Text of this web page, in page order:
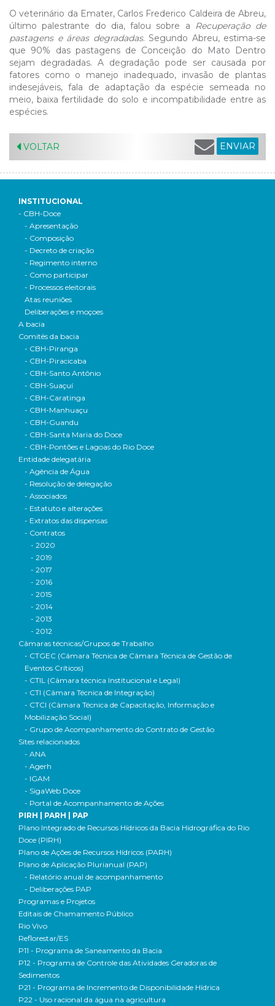
O veterinário da Emater, Carlos Frederico Caldeira de Abreu,
último palestrante do dia, falou sobre a Recuperação de
pastagens e áreas degradadas. Segundo Abreu, estima-se
que 90% das pastagens de Conceição do Mato Dentro
sejam degradadas. A degradação pode ser causada por
fatores como o manejo inadequado, invasão de plantas
indesejáveis, fala de adaptação da espécie semeada no
meio, baixa fertilidade do solo e incompatibilidade entre as
espécies.
VOLTAR ENVIAR
INSTITUCIONAL
- CBH-Doce
- Apresentação
- Composição
- Decreto de criação
- Regimento interno
- Como participar
- Processos eleitorais
Atas reuniões
Deliberações e moçoes
A bacia
Comitês da bacia
- CBH-Piranga
- CBH-Piracicaba
- CBH-Santo Antônio
- CBH-Suaçuí
- CBH-Caratinga
- CBH-Manhuaçu
- CBH-Guandu
- CBH-Santa Maria do Doce
- CBH-Pontões e Lagoas do Rio Doce
Entidade delegatária
- Agência de Água
- Resolução de delegação
- Associados
- Estatuto e alterações
- Extratos das dispensas
- Contratos
- 2020
- 2019
- 2017
- 2016
- 2015
- 2014
- 2013
- 2012
Câmaras técnicas/Grupos de Trabalho
- CTGEC (Câmara Técnica de Câmara Técnica de Gestão de
Eventos Críticos)
- CTIL (Câmara técnica Institucional e Legal)
- CTI (Câmara Técnica de Integração)
- CTCI (Câmara Técnica de Capacitação, Informação e
Mobilização Social)
- Grupo de Acompanhamento do Contrato de Gestão
Sites relacionados
- ANA
- Agerh
- IGAM
- SigaWeb Doce
- Portal de Acompanhamento de Ações
PIRH | PARH | PAP
Plano Integrado de Recursos Hídricos da Bacia Hidrográfica do Rio
Doce (PIRH)
Plano de Ações de Recursos Hídricos (PARH)
Plano de Aplicação Plurianual (PAP)
- Relatório anual de acompanhamento
- Deliberações PAP
Programas e Projetos
Editais de Chamamento Público
Rio Vivo
Reflorestar/ES
P11 - Programa de Saneamento da Bacia
P12 - Programa de Controle das Atividades Geradoras de
Sedimentos
P21 - Programa de Incremento de Disponibilidade Hídrica
P22 - Uso racional da água na agricultura